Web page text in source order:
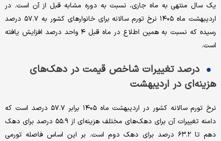
یک سال منتهی به ماه جاری، نسبت به دوره مشابه قبل از آن است. در
اردیبهشت ماه ۱۴۰۵ نرخ تورم سالانه برای خانوار‌های کشور به ۵۷.۷ درصد
رسیده که نسبت به همین اطلاع در ماه قبل ۴ واحد درصد افزایش یافته
است.
درصد تغییرات شاخص قیمت در دهک‌های
هزینه‌ای در اردیبهشت
نرخ تورم سالانه کشور در اردیبهشت ماه ۱۴۰۵ برابر ۵۷.۷ درصد است که
دامنه تغییرات آن برای دهک‌های مختلف هزینه‌ای از ۵۵.۹ درصد برای دهک
دهم تا ۶۳.۲ درصد برای دهک دوم است. بر این اساس فاصله تورمی